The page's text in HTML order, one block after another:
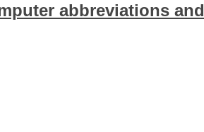
abbreviations and